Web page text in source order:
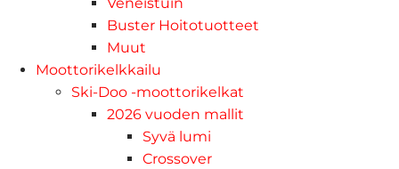
Veneistuin
Buster Hoitotuotteet
Muut
Moottorikelkkailu
Ski-Doo -moottorikelkat
2026 vuoden mallit
Syvä lumi
Crossover